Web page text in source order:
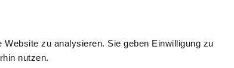
zu analysieren. Sie geben Einwilligung zu
nutzen.